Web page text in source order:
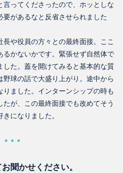
言ってくださったので、ホッとしな
があるなと反省させられました
や役員の方々との最終面接。ここ
るかないかです。緊張せず自然体で
た。蓋を開けてみると基本的な質
野球の話で大盛り上がり。途中から
ました。インターンシップの時も
たが、この最終面接でも改めてそう
になりました。
聞かせください。